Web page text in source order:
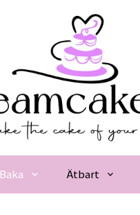
Baka Ätbart